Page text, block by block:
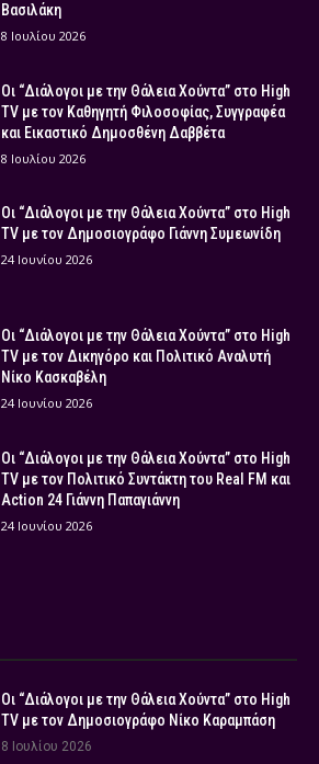
Βασιλάκη
8 Ιουλίου 2026
Οι “Διάλογοι με την Θάλεια Χούντα” στο High
TV με τον Καθηγητή Φιλοσοφίας, Συγγραφέα
και Εικαστικό Δημοσθένη Δαββέτα
8 Ιουλίου 2026
Οι “Διάλογοι με την Θάλεια Χούντα” στο High
TV με τον Δημοσιογράφο Γιάννη Συμεωνίδη
24 Ιουνίου 2026
Οι “Διάλογοι με την Θάλεια Χούντα” στο High
TV με τον Δικηγόρο και Πολιτικό Αναλυτή
Νίκο Κασκαβέλη
24 Ιουνίου 2026
Οι “Διάλογοι με την Θάλεια Χούντα” στο High
TV με τον Πολιτικό Συντάκτη του Real FM και
Action 24 Γιάννη Παπαγιάννη
24 Ιουνίου 2026
Οι “Διάλογοι με την Θάλεια Χούντα” στο High
TV με τον Δημοσιογράφο Νίκο Καραμπάση
8 Ιουλίου 2026